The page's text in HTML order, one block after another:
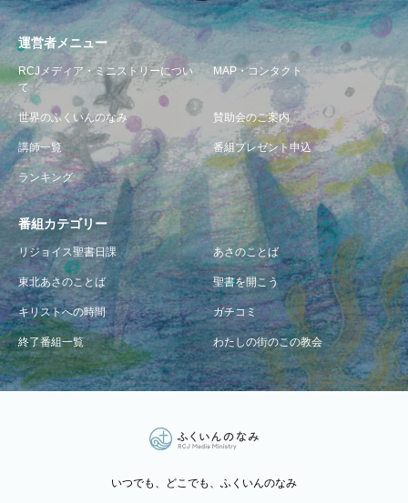
運営者メニュー
RCJメディア・ミニストリーについ
て
MAP・コンタクト
世界のふくいんのなみ 賛助会のご案内
講師一覧 番組プレゼント申込
ランキング
番組カテゴリー
リジョイス聖書日課 あさのことば
東北あさのことば 聖書を開こう
キリストへの時間 ガチコミ
終了番組一覧 わたしの街のこの教会
いつでも、どこでも、ふくいんのなみ